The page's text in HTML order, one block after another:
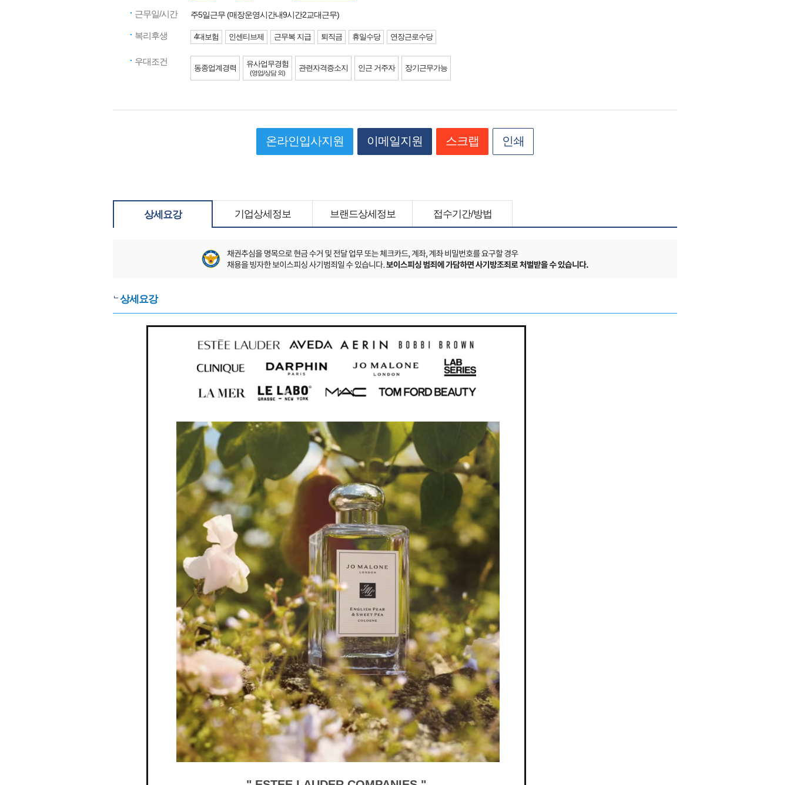
근무일/시간 주5일근무 (매장운영시간내9시간2교대근무)
복리후생 4대보험 인센티브제 근무복 지급 퇴직금 휴일수당 연장근로수당
우대조건
동종업계경력 유사업무경험
(영업/상담 외)
관련자격증소지 인근 거주자 장기근무가능
온라인입사지원 이메일지원 스크랩 인쇄
상세요강 기업상세정보 브랜드상세정보 접수기간/방법
상세요강